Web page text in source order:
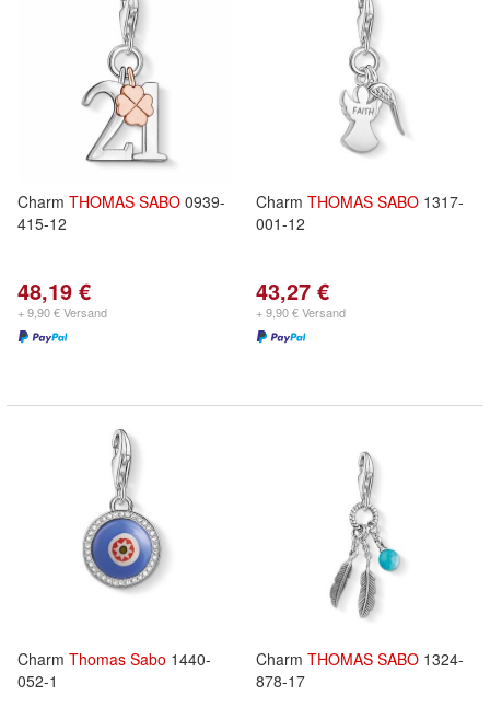
Charm THOMAS SABO 0939-
415-12
48,19 €
+ 9,90 € Versand
Charm THOMAS SABO 1317-
001-12
43,27 €
+ 9,90 € Versand
Charm Thomas Sabo 1440-
052-1
Charm THOMAS SABO 1324-
878-17